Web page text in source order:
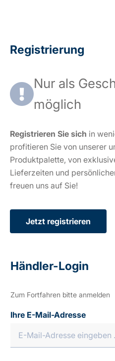
Registrierung
Nur als
möglich
Registrieren Sie sich in
profitieren Sie von unserer
Produktpalette, von
Lieferzeiten und
freuen uns auf Sie!
Jetzt registrieren
Händler-Login
Zum Fortfahren bitte anmelden
Ihre E-Mail-Adresse